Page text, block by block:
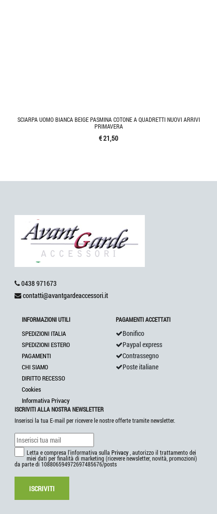
SCIARPA UOMO BIANCA BEIGE PASMINA COTONE A QUADRETTI NUOVI ARRIVI
PRIMAVERA
€ 21,50
0438 971673
contatti@avantgardeaccessori.it
INFORMAZIONI UTILI
SPEDIZIONI ITALIA
SPEDIZIONI ESTERO
PAGAMENTI
CHI SIAMO
DIRITTO RECESSO
Cookies
Informativa Privacy
PAGAMENTI ACCETTATI
Bonifico
Paypal express
Contrassegno
Poste italiane
ISCRIVITI ALLA NOSTRA NEWSLETTER
Inserisci la tua E-mail per ricevere le nostre offerte tramite newsletter.
Letta e compresa l'informativa sulla Privacy, autorizzo il trattamento dei
miei dati per finalità di marketing (ricevere newsletter, novità, promozioni)
da parte di 108806594972697485676/posts
ISCRIVITI